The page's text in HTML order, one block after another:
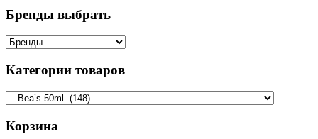
Бренды выбрать
Категории товаров
Корзина